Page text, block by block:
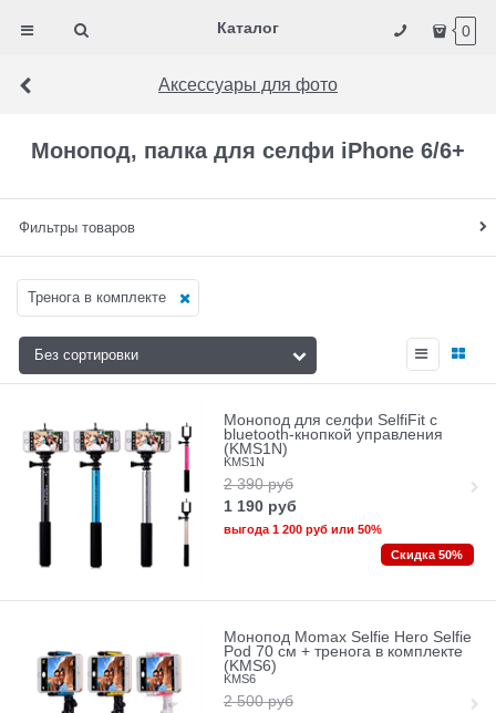
Каталог 0
Аксессуары для фото
Монопод, палка для селфи iPhone 6/6+
Фильтры товаров
Тренога в комплекте
Монопод для селфи SelfiFit c
bluetooth-кнопкой управления
(KMS1N)
KMS1N
2 390 руб
1 190 руб
выгода 1 200 рубили 50%
Скидка 50%
Монопод Momax Selfie Hero Selfie
Pod 70 см + тренога в комплекте
(KMS6)
KMS6
2 500 руб